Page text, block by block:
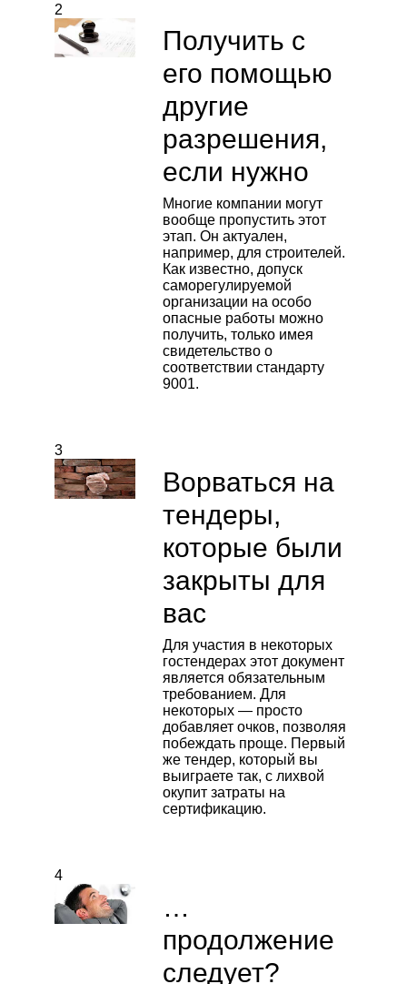
2
Получить с
его помощью
другие
разрешения,
если нужно
Многие компании могут
вообще пропустить этот
этап. Он актуален,
например, для строителей.
Как известно, допуск
саморегулируемой
организации на особо
опасные работы можно
получить, только имея
свидетельство о
соответствии стандарту
9001.
3
Ворваться на
тендеры,
которые были
закрыты для
вас
Для участия в некоторых
гостендерах этот документ
является обязательным
требованием. Для
некоторых — просто
добавляет очков, позволяя
побеждать проще. Первый
же тендер, который вы
выиграете так, с лихвой
окупит затраты на
сертификацию.
4
…
продолжение
следует?